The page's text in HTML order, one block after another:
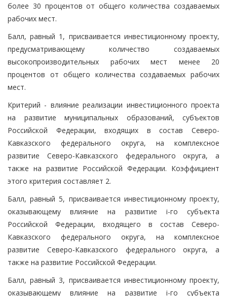
более 30 процентов от общего количества создаваемых
рабочих мест.
Балл, равный 1, присваивается инвестиционному проекту,
предусматривающему количество создаваемых
высокопроизводительных рабочих мест менее 20
процентов от общего количества создаваемых рабочих
мест.
Критерий - влияние реализации инвестиционного проекта
на развитие муниципальных образований, субъектов
Российской Федерации, входящих в состав Северо-
Кавказского федерального округа, на комплексное
развитие Северо-Кавказского федерального округа, а
также на развитие Российской Федерации. Коэффициент
этого критерия составляет 2.
Балл, равный 5, присваивается инвестиционному проекту,
оказывающему влияние на развитие i-го субъекта
Российской Федерации, входящего в состав Северо-
Кавказского федерального округа, на комплексное
развитие Северо-Кавказского федерального округа, а
также на развитие Российской Федерации.
Балл, равный 3, присваивается инвестиционному проекту,
оказывающему влияние на развитие i-го субъекта